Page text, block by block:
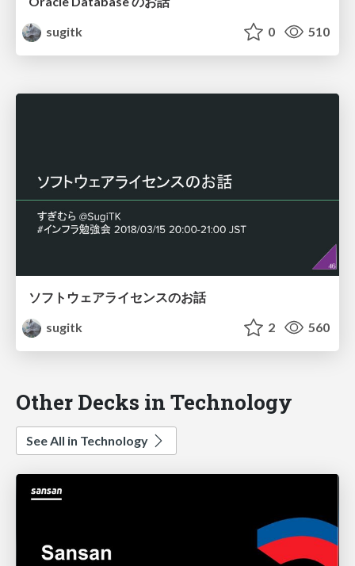
sugitk
0 510
ソフトウェアライセンスのお話
sugitk
2 560
Other Decks in Technology
See All in Technology